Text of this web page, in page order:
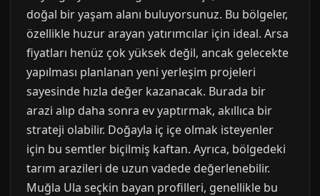
doğal bir yaşam alanı buluyorsunuz. Bu bölgeler,
özellikle huzur arayan yatırımcılar için ideal. Arsa
fiyatları henüz çok yüksek değil, ancak gelecekte
yapılması planlanan yeni yerleşim projeleri
sayesinde hızla değer kazanacak. Burada bir
arazi alıp daha sonra ev yaptırmak, akıllıca bir
strateji olabilir. Doğayla iç içe olmak isteyenler
için bu semtler biçilmiş kaftan. Ayrıca, bölgedeki
tarım arazileri de uzun vadede değerlenebilir.
Muğla Ula seçkin bayan profilleri, genellikle bu